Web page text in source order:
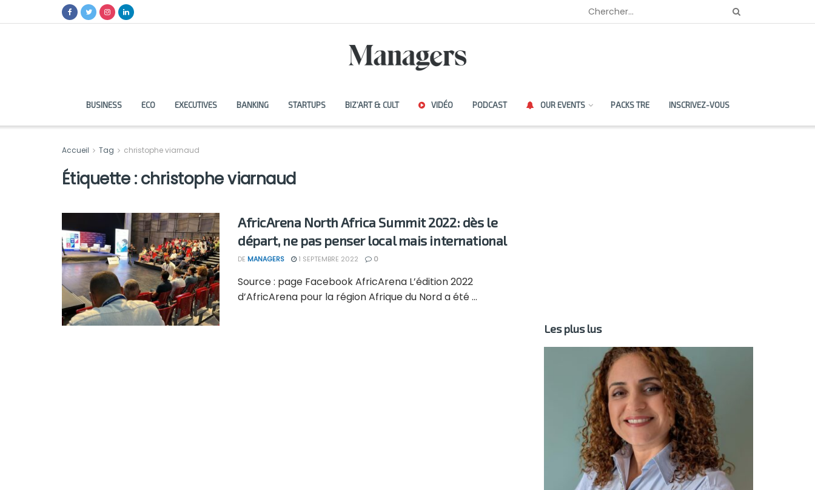
BUSINESS ECO EXECUTIVES BANKING STARTUPS BIZ’ART & CULT VIDÉO PODCAST OUR EVENTS PACKS TRE INSCRIVEZ-VOUS
Accueil Tag christophe viarnaud
Étiquette :christophe viarnaud
AfricArena North Africa Summit 2022: dès le
départ, ne pas penser local mais international
DE MANAGERS 1 SEPTEMBRE 2022 0
Source : page Facebook AfricArena L’édition 2022
d’AfricArena pour la région Afrique du Nord a été ...
Les plus lus